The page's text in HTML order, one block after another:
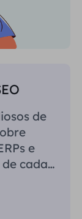
de
e
cada